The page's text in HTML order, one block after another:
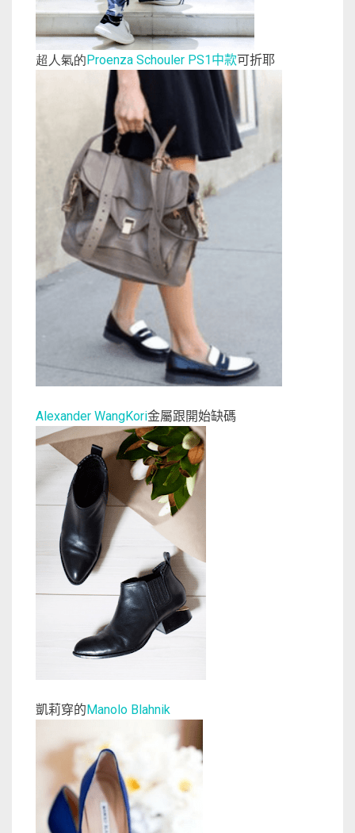
超人氣的Proenza Schouler PS1中款可折耶
Alexander WangKori金屬跟開始缺碼
凱莉穿的Manolo Blahnik